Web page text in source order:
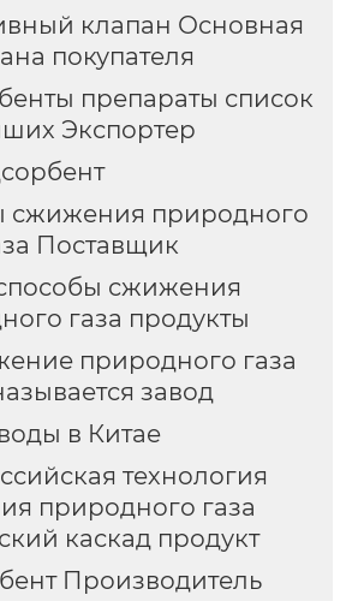
клапан Основная
покупателя
препараты список
Экспортер
сжижения природного
Поставщик
сжижения
газа продукты
природного газа
завод
в Китае
технология
природного газа
каскад продукт
Производитель